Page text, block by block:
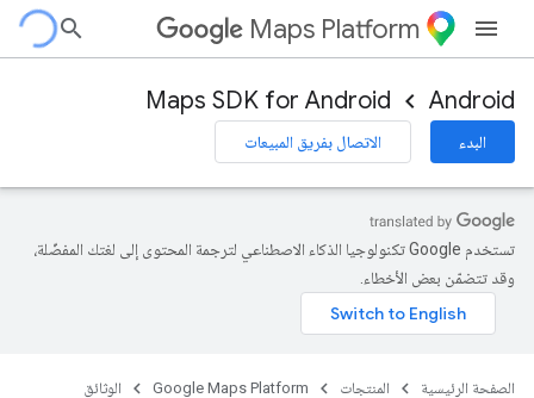
Maps Platform
Android
Maps SDK for Android
البدء الاتصال بفريق المبيعات
تستخدم Google تكنولوجيا الذكاء الاصطناعي لترجمة المحتوى إلى لغتك المفضّلة،
وقد تتضمّن بعض الأخطاء.
الصفحة الرئيسية المنتجات Google Maps Platform
الوثائق